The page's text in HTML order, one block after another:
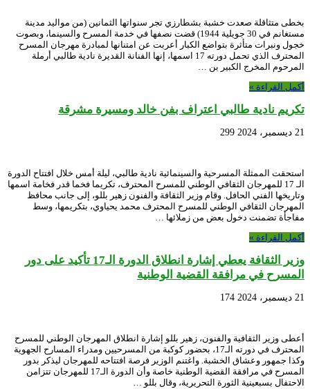
بخطى متثاقلة صعدت خشبة بشطارزي تجر سنواتها الثمانين (من مواليد مدينة
مستغانم في 30 جويلية 1944) قضت نصفها في خدمة المسرح والسينما، وبصوت
خجول ونبرات متأثرة بتواضع الكبار أعربت عن امتنانها لمبادرة مهرجان المسرح
المحترف الذي تحمل دورته 17 اسمها، إنها الفنانة القديرة نادية طالبي أرملة
المرحوم المخرج الكبير بن …
أكمل القراءة »
تكريم نادية طالبي اعتراف بفن خالد ومسيرة مشرقة
21 ديسمبر، 2024 299
استحقت الممثلة المسرحية والسينمائية نادية طالبي، ليلة أمس خلال افتتاح الدورة
الـ 17 للمهرجان الثقافي الوطني للمسرح المحترف، تكريما فخما قدر فخامة اسمها
وتاريخها الفني الحافل. وقام وزير الثقافة والفنون زهير بللو، إلى جانب محافظ
المهرجان الثقافي الوطني للمسرح المحترف محمد يحياوي، بتكريمها، وسط
مفاجأة تضمنت دخول بعض من زملائها …
أكمل القراءة »
وزير الثقافة يعطي إشارة انطلاق الدورة الـ17 تأكيد على دور
المسرح في مرافقة القضية الوطنية
21 ديسمبر، 2024 174
أعطى وزير الثقافية والفنون، زهير بللو إشارة انطلاق المهرجان الوطني للمسرح
المحترف في دورته الـ17، بحضور كوكبة من المسرحيين ومدراء المسارح الجهوية
وكذا جمهور وعشاق الخشبة. واغتنم الوزير فرصة افتتاحه للمهرجان ليذكر بدور
المسرح في مرافقة القضية الوطنية خاصة وأن الدورة الـ17 للمهرجان تتزامن
الاحتفال بسبعينية الثورة التحريرية، وقال بللو …